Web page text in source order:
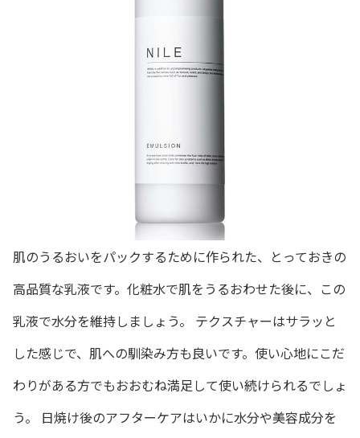
肌のうるおいをパックするために作られた、とっておきの
高品質な乳液です。化粧水で肌をうるおわせた後に、この
乳液で水分を維持しましょう。 テクスチャーはサラッと
した感じで、肌への馴染み方も良いです。使い心地にこだ
わりがある方でもおおむね満足して使い続けられるでしょ
う。 日焼け後のアフターケアはいかに水分や美容成分を